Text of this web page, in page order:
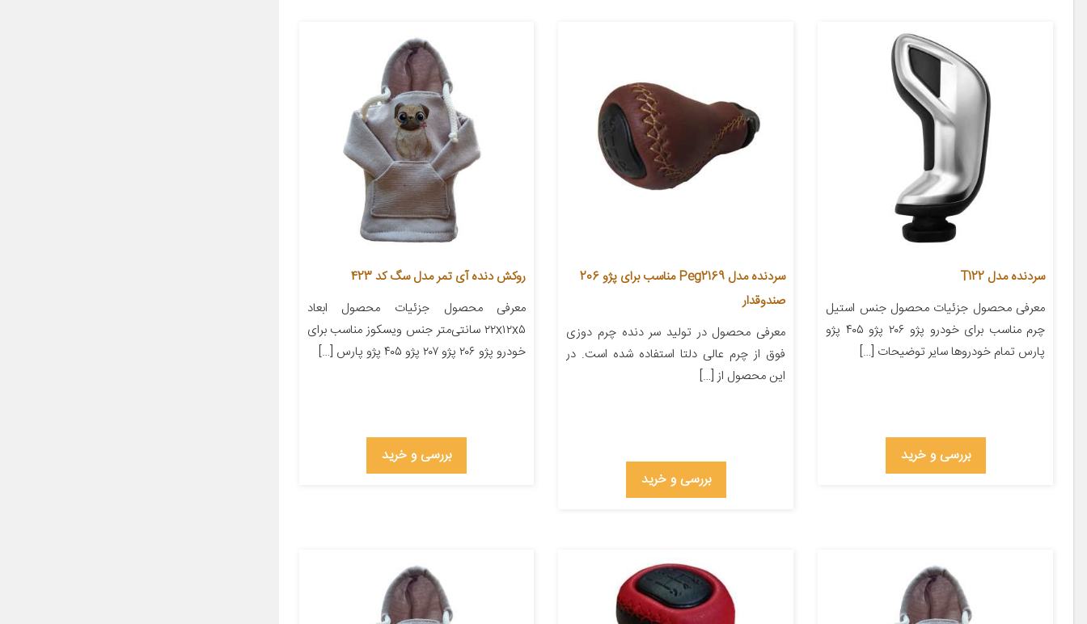
سردنده مدل T122
معرفی محصول جزئیات محصول جنس استیل
چرم مناسب برای خودرو پژو ۲۰۶ پژو ۴۰۵ پژو
پارس تمام خودروها سایر توضیحات […]
بررسی و خرید
سردنده مدل Peg2169 مناسب برای پژو 206
صندوقدار
معرفی محصول در تولید سر دنده چرم دوزی
فوق از چرم عالی دلتا استفاده شده است. در
این محصول از […]
بررسی و خرید
روکش دنده آی تمر مدل سگ کد 423
معرفی محصول جزئیات محصول ابعاد
۲۲x۱۲x۵ سانتی‌متر جنس ویسکوز مناسب برای
خودرو پژو ۲۰۶ پژو ۲۰۷ پژو ۴۰۵ پژو پارس […]
بررسی و خرید